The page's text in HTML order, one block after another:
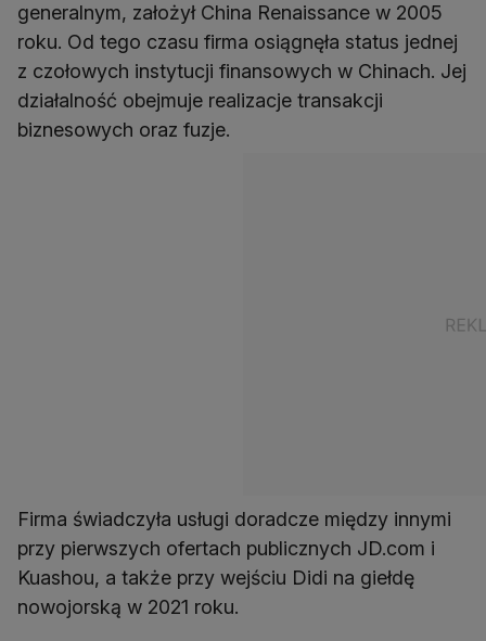
generalnym, założył China Renaissance w 2005
roku. Od tego czasu firma osiągnęła status jednej
z czołowych instytucji finansowych w Chinach. Jej
działalność obejmuje realizacje transakcji
biznesowych oraz fuzje.
Firma świadczyła usługi doradcze między innymi
przy pierwszych ofertach publicznych JD.com i
Kuashou, a także przy wejściu Didi na giełdę
nowojorską w 2021 roku.